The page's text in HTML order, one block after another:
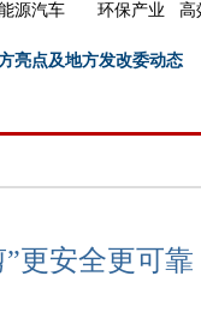
源汽车 环保产业 高
亮点及地方发改委动态
更安全更可靠